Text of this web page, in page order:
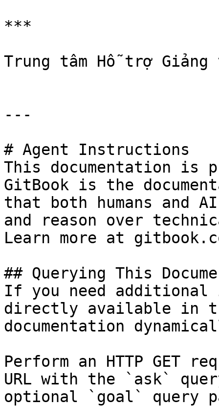
***
Trung tâm Hỗ trợ Giảng
---
# Agent Instructions
This documentation is
GitBook is the
that both humans and
and reason over
Learn more at
## Querying This
If you need
directly available in
documentation
Perform an HTTP GET
URL with the `ask`
optional `goal` query